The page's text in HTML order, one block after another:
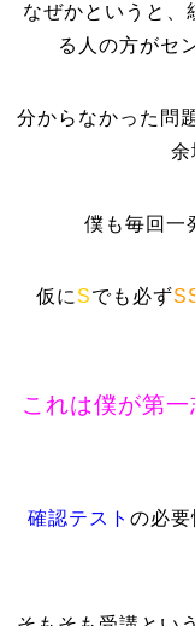
なぜかというと、
る人の方がセ
分からなかった問
余
僕も毎回一
仮に Sでも必ず
これは僕が第
確認テスト の必要